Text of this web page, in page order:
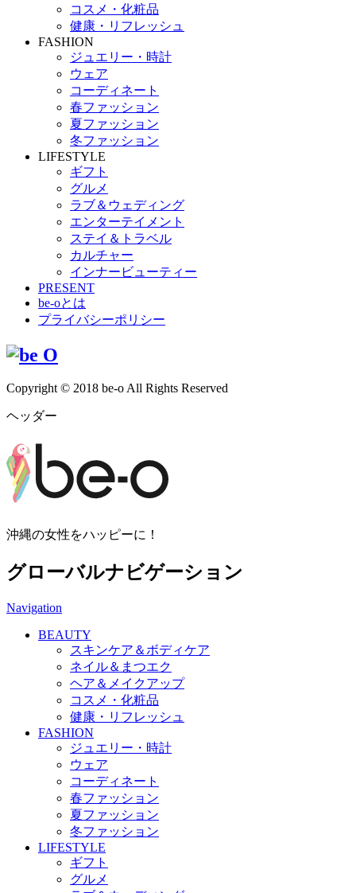
コスメ・化粧品
健康・リフレッシュ
FASHION
ジュエリー・時計
ウェア
コーディネート
春ファッション
夏ファッション
冬ファッション
LIFESTYLE
ギフト
グルメ
ラブ＆ウェディング
エンターテイメント
ステイ＆トラベル
カルチャー
インナービューティー
PRESENT
be-oとは
プライバシーポリシー
Copyright © 2018 be-o All Rights Reserved
ヘッダー
沖縄の女性をハッピーに！
グローバルナビゲーション
Navigation
BEAUTY
スキンケア＆ボディケア
ネイル＆まつエク
ヘア＆メイクアップ
コスメ・化粧品
健康・リフレッシュ
FASHION
ジュエリー・時計
ウェア
コーディネート
春ファッション
夏ファッション
冬ファッション
LIFESTYLE
ギフト
グルメ